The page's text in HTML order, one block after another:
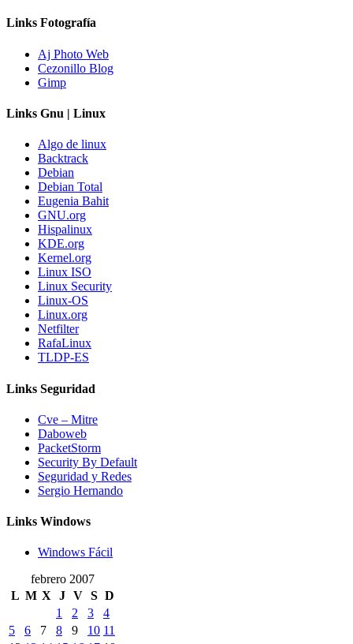
Links Fotografía
Aj Photo Web
Cezonillo Blog
Gimp
Links Gnu | Linux
Algo de linux
Backtrack
Debian
Debian Total
Eugenia Bahit
GNU.org
Hispalinux
KDE.org
Kernel.org
Linux ISO
Linux Security
Linux-OS
Linux.org
Netfilter
RafaLinux
TLDP-ES
Links Seguridad
Cve – Mitre
Daboweb
PacketStorm
Security By Default
Seguridad y Redes
Sergio Hernando
Links Windows
Windows Fácil
febrero 2007
L M X J V S D
1
2 3
4
5
6 7 8 9 10 11